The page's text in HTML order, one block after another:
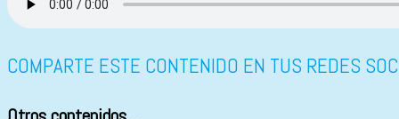
COMPARTE ESTE CONTENIDO EN TUS REDES